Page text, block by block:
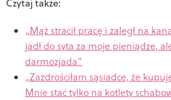
Czytaj także:
„Mąż stracił pracę i zaległ na
jadł do syta za moje pieniądze,
darmozjada”
„Zazdrościłam sąsiadce, że
Mnie stać tylko na kotlety